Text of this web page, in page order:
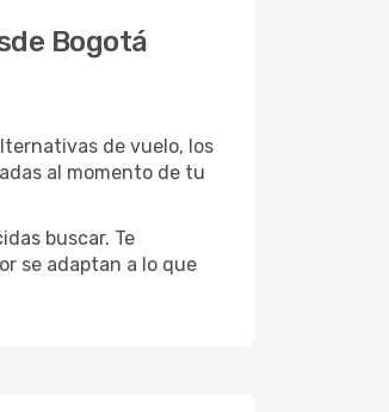
Bogotá
de vuelo, los
al momento de tu
buscar. Te
se adaptan a lo que